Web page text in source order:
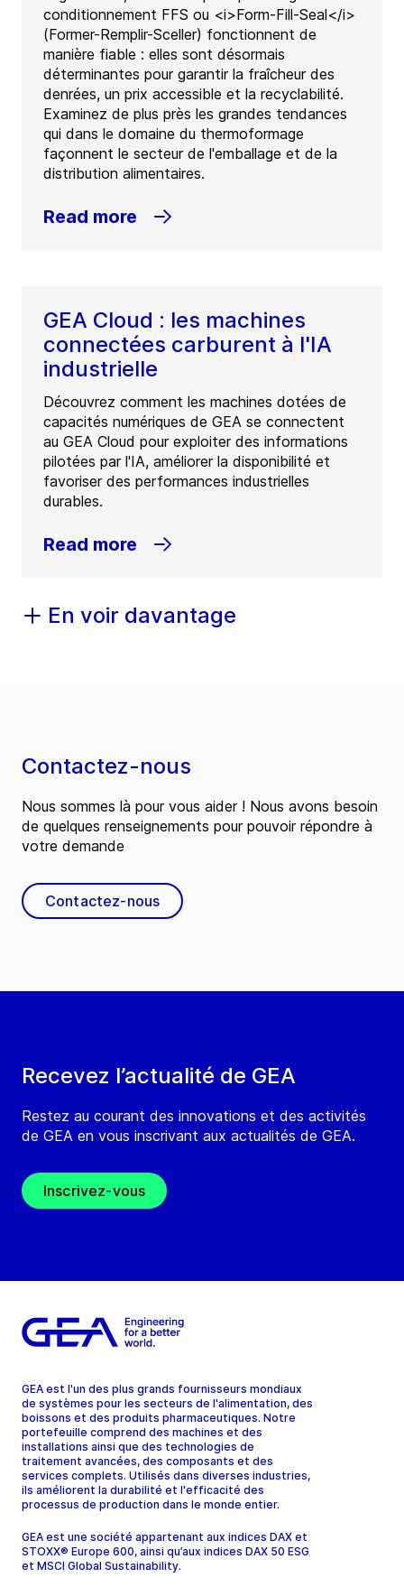
conditionnement FFS ou <i>Form-Fill-Seal</i>
(Former-Remplir-Sceller) fonctionnent de
manière fiable : elles sont désormais
déterminantes pour garantir la fraîcheur des
denrées, un prix accessible et la recyclabilité.
Examinez de plus près les grandes tendances
qui dans le domaine du thermoformage
façonnent le secteur de l'emballage et de la
distribution alimentaires.
Read more
GEA Cloud : les machines
connectées carburent à l'IA
industrielle
Découvrez comment les machines dotées de
capacités numériques de GEA se connectent
au GEA Cloud pour exploiter des informations
pilotées par l'IA, améliorer la disponibilité et
favoriser des performances industrielles
durables.
Read more
En voir davantage
Recevez l’actualité de GEA
Restez au courant des innovations et des activités
de GEA en vous inscrivant aux actualités de GEA.
Inscrivez-vous
Contactez-nous
Nous sommes là pour vous aider ! Nous avons besoin
de quelques renseignements pour pouvoir répondre à
votre demande
Contactez-nous
GEA est l'un des plus grands fournisseurs mondiaux
de systèmes pour les secteurs de l'alimentation, des
boissons et des produits pharmaceutiques. Notre
portefeuille comprend des machines et des
installations ainsi que des technologies de
traitement avancées, des composants et des
services complets. Utilisés dans diverses industries,
ils améliorent la durabilité et l'efficacité des
processus de production dans le monde entier.
GEA est une société appartenant aux indices DAX et
STOXX® Europe 600, ainsi qu’aux indices DAX 50 ESG
et MSCI Global Sustainability.